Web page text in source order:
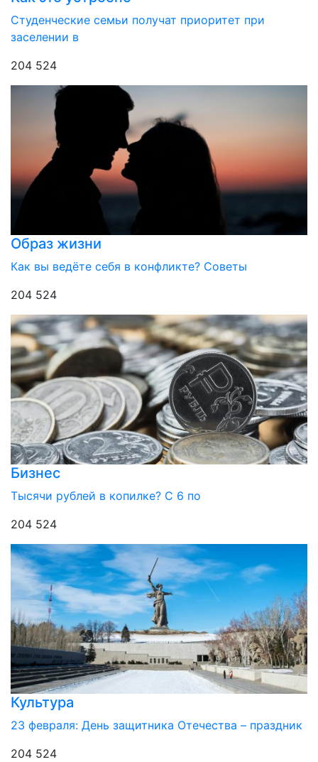
Студенческие семьи получат приоритет при
заселении в
204 524
Образ жизни
Как вы ведёте себя в конфликте? Советы
204 524
Бизнес
Тысячи рублей в копилке? С 6 по
204 524
Культура
23 февраля: День защитника Отечества – праздник
204 524